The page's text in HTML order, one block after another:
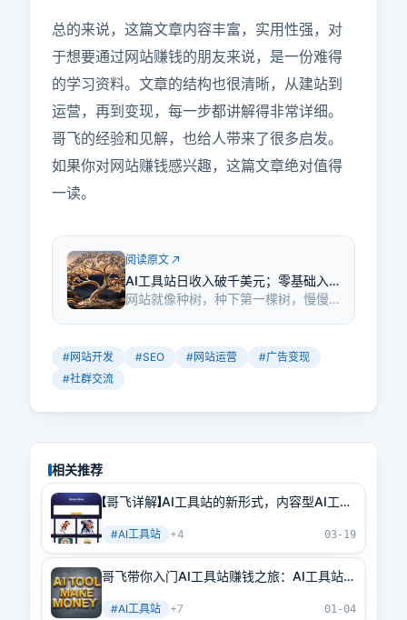
总的来说，这篇文章内容丰富，实用性强，对
于想要通过网站赚钱的朋友来说，是一份难得
的学习资料。文章的结构也很清晰，从建站到
运营，再到变现，每一步都讲解得非常详细。
哥飞的经验和见解，也给人带来了很多启发。
如果你对网站赚钱感兴趣，这篇文章绝对值得
一读。
阅读原文
AI工具站日收入破千美元；零基础入
门养网站防老路线图
网站就像种树，种下第一棵树，慢慢
的需求就不会消失，我们就能通过网
#网站开发 #SEO #网站运营 #广告变现
#社群交流
相关推荐
【哥飞详解】AI工具站的新形式，内容型AI工具
#AI工具站 +4 03-19
哥飞带你入门AI工具站赚钱之旅：AI工具站到
功案例
#AI工具站 +7 01-04